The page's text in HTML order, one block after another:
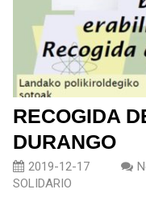
RECOGIDA
DURANGO
2019-12-17
SOLIDARIO